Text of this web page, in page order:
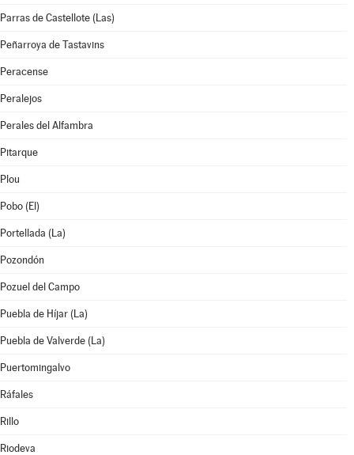
Parras de Castellote (Las)
Peñarroya de Tastavins
Peracense
Peralejos
Perales del Alfambra
Pitarque
Plou
Pobo (El)
Portellada (La)
Pozondón
Pozuel del Campo
Puebla de Híjar (La)
Puebla de Valverde (La)
Puertomingalvo
Ráfales
Rillo
Riodeva